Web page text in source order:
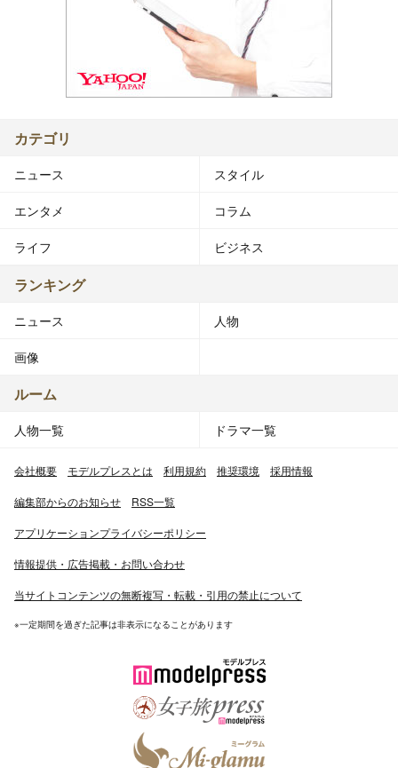
カテゴリ
ニュース スタイル
エンタメ コラム
ライフ ビジネス
ランキング
ニュース 人物
画像
ルーム
人物一覧 ドラマ一覧
会社概要 モデルプレスとは 利用規約 推奨環境 採用情報
編集部からのお知らせ RSS一覧
アプリケーションプライバシーポリシー
情報提供・広告掲載・お問い合わせ
当サイトコンテンツの無断複写・転載・引用の禁止について
※一定期間を過ぎた記事は非表示になることがあります